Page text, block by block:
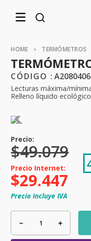
TERMÓMETROS
: A2080406
Lecturas máxima/
Relleno líquido ecológico
$49.079
$29.447
Precio Incluye IVA
＋
－